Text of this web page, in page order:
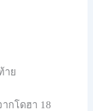
าย
กโดฮา 18